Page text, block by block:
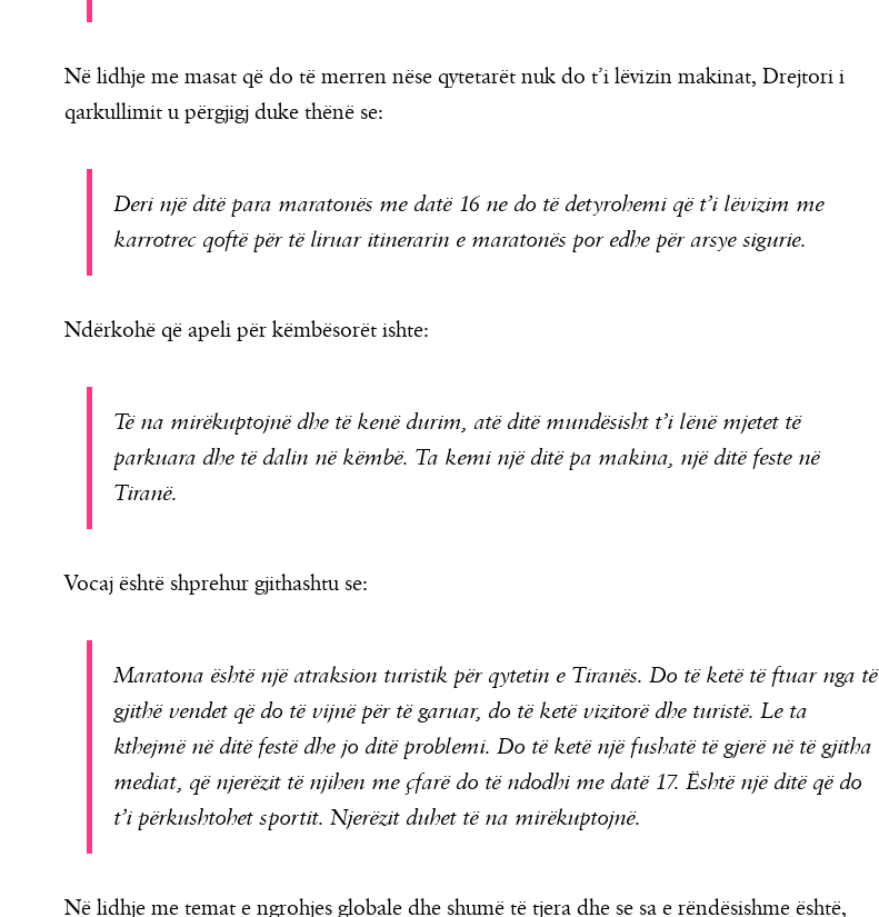
Në lidhje me masat që do të merren nëse qytetarët nuk do t’i lëvizin makinat, Drejtori i
qarkullimit u përgjigj duke thënë se:
Deri një ditë para maratonës me datë 16 ne do të detyrohemi që t’i lëvizim me
karrotrec qoftë për të liruar itinerarin e maratonës por edhe për arsye sigurie.
Ndërkohë që apeli për këmbësorët ishte:
Të na mirëkuptojnë dhe të kenë durim, atë ditë mundësisht t’i lënë mjetet të
parkuara dhe të dalin në këmbë. Ta kemi një ditë pa makina, një ditë feste në
Tiranë.
Vocaj është shprehur gjithashtu se:
Maratona është një atraksion turistik për qytetin e Tiranës. Do të ketë të ftuar nga të
gjithë vendet që do të vijnë për të garuar, do të ketë vizitorë dhe turistë. Le ta
kthejmë në ditë festë dhe jo ditë problemi. Do të ketë një fushatë të gjerë në të gjitha
mediat, që njerëzit të njihen me çfarë do të ndodhi me datë 17. Është një ditë që do
t’i përkushtohet sportit. Njerëzit duhet të na mirëkuptojnë.
Në lidhje me temat e ngrohjes globale dhe shumë të tjera dhe se sa e rëndësishme është,